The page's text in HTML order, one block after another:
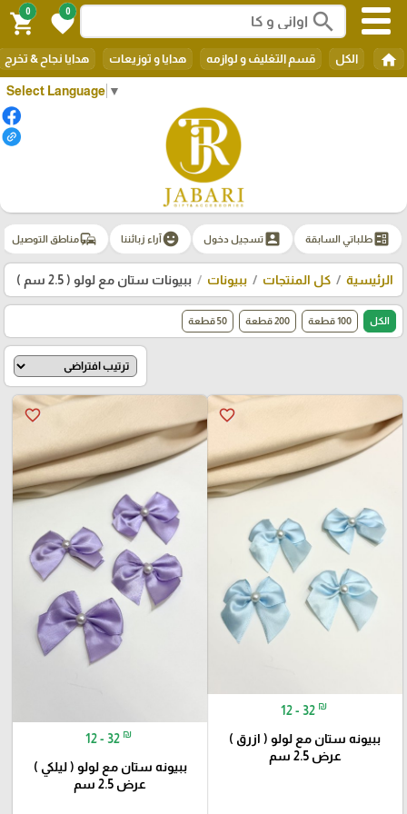
Select Language ▼
search
0
favorite
0
shopping_cart
home الكل قسم التغليف و لوازمه هدايا و توزيعات هدايا نجاح & تخرج
ballotطلباتي السابقة account_boxتسجيل دخول emoji_emotionsآراء زبائننا commuteمناطق التوصيل
الرئيسية كل المنتجات ببيونات ببيونات ستان مع لولو ( 2.5 سم )
الكل 100 قطعة 200 قطعة 50 قطعة
favorite_border
12 - 32 ₪
ببيونه ستان مع لولو ( ازرق )
عرض 2.5 سم
favorite_border
12 - 32 ₪
ببيونه ستان مع لولو ( ليلكي )
عرض 2.5 سم